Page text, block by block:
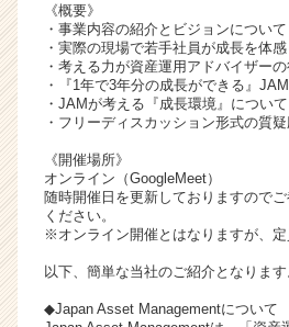
|
ベ
ン
チ
ャ
長
企
業
ら
カ
《概要》
・事業内容の紹介とビジョンについて
・実際の現場で若手社員が成長を体
・考える力が資産運用アドバイザー
・『1年で3年分の成長ができる』
・JAMが考える『成長環境』について
・フリーディスカッション形式の質
《開催場所》
オンライン（GoogleMeet）
随時開催日を更新しておりますので
ください。
※オンライン開催とはなりますが、定
以下、簡単な当社のご紹介となります
◆Japan Asset Managementについて